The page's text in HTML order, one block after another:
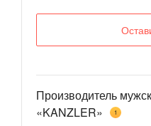
Производитель
«KANZLER»
1